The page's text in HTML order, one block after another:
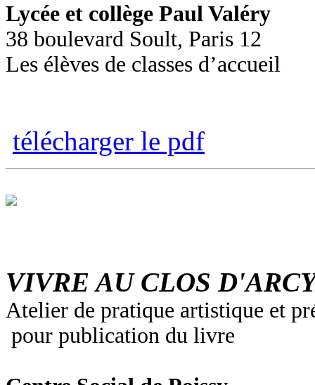
Lycée et collège Paul Valéry
38 boulevard Soult, Paris 12
Les élèves de classes d’accueil
télécharger le pdf
VIVRE AU CLOS
Atelier de pratique artistique et
pour publication du livre